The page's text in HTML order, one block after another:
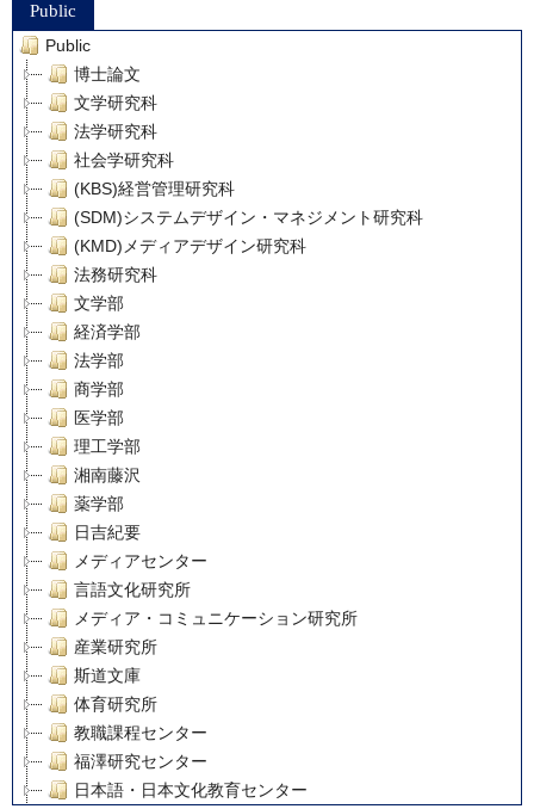
Public
Public
博士論文
文学研究科
法学研究科
社会学研究科
(KBS)経営管理研究科
(SDM)システムデザイン・マネジメント研究科
(KMD)メディアデザイン研究科
法務研究科
文学部
経済学部
法学部
商学部
医学部
理工学部
湘南藤沢
薬学部
日吉紀要
メディアセンター
言語文化研究所
メディア・コミュニケーション研究所
産業研究所
斯道文庫
体育研究所
教職課程センター
福澤研究センター
日本語・日本文化教育センター